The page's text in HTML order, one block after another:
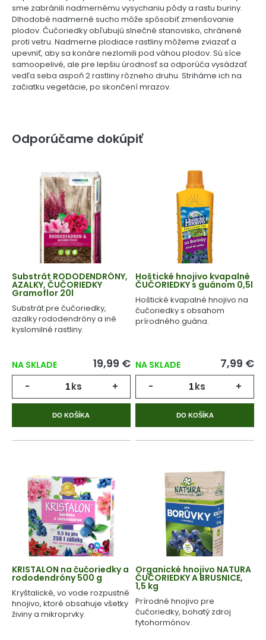
sme zabránili nadmernému vysychaniu pôdy a rastu buriny.
Dlhodobé nadmerné sucho môže spôsobiť zmenšovanie
plodov. Čučoriedky obľubujú slnečné stanovisko, chránené
proti vetru. Nadmerne plodiace rastliny môžeme zviazať a
upevniť, aby sa konáre nezlomili pod váhou plodov. Sú síce
samoopelivé, ale pre lepšiu úrodnosť sa odporúča vysádzať
vedľa seba aspoň 2 rastliny rôzneho druhu. Striháme ich na
začiatku vegetácie, po skončení mrazov.
Odporúčame dokúpiť
Substrát RODODENDRÓNY,
AZALKY, ČUČORIEDKY
Gramoflor 20l
Substrát pre čučoriedky,
azalky rododendróny a iné
kyslomilné rastliny.
NA SKLADE 19,99 €
- ks +
DO KOŠÍKA
Hoštické hnojivo kvapalné
ČUČORIEDKY s guánom 0,5l
Hoštické kvapalné hnojivo na
čučoriedky s obsahom
prírodného guána.
NA SKLADE 7,99 €
- ks +
DO KOŠÍKA
KRISTALON na čučoriedky a
rododendróny 500 g
Kryštalické, vo vode rozpustné
hnojivo, ktoré obsahuje všetky
živiny a mikroprvky.
Organické hnojivo NATURA
ČUČORIEDKY A BRUSNICE,
1,5 kg
Prírodné hnojivo pre
čučoriedky, bohatý zdroj
fytohormónov.